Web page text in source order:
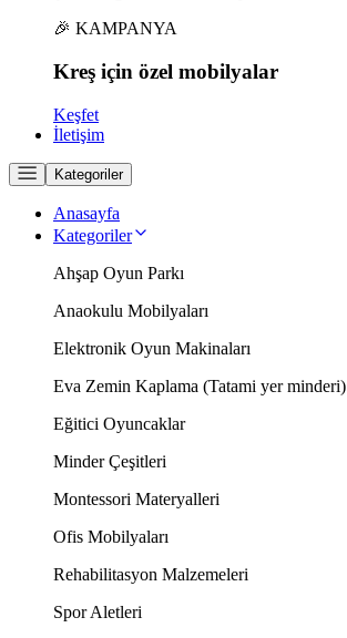
🎉 KAMPANYA
Kreş için özel mobilyalar
Keşfet
İletişim
Kategoriler
Anasayfa
Kategoriler
Ahşap Oyun Parkı
Anaokulu Mobilyaları
Elektronik Oyun Makinaları
Eva Zemin Kaplama (Tatami yer minderi)
Eğitici Oyuncaklar
Minder Çeşitleri
Montessori Materyalleri
Ofis Mobilyaları
Rehabilitasyon Malzemeleri
Spor Aletleri